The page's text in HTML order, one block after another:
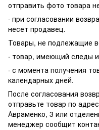
отправить фото товара
· при согласовании
несет продавец.
Товары, не подлежащие
· товар, имеющий следы
· с момента получения
календарных дней.
После согласования
отправьте товар по
Авраменко, 3 или
менеджер сообщит